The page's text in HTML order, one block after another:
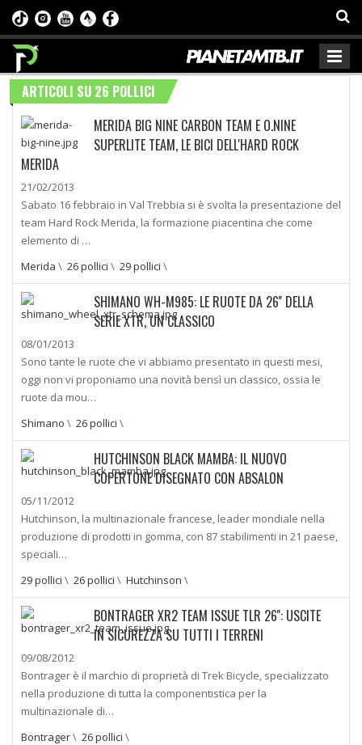
ARTICOLI SU 26 POLLICI
MERIDA BIG NINE CARBON TEAM E O.NINE
SUPERLITE TEAM, LE BICI DELL'HARD ROCK
MERIDA
21/02/2013
Sabato 16 febbraio in Val Trebbia si è svolta la presentazione del
team Hard Rock Merida, la formazione piacentina che come
elemento di …
Merida \ 26 pollici \ 29 pollici \
SHIMANO WH-M985: LE RUOTE DA 26'' DELLA
SERIE XTR, UN CLASSICO
08/01/2013
Sono tante le ruote che vi abbiamo presentato in questi mesi,
oggi non vi proponiamo una novità bensì un classico, ossia le
ruote da mou…
Shimano \ 26 pollici \
HUTCHINSON BLACK MAMBA: IL NUOVO
COPERTONE DISEGNATO CON ABSALON
05/11/2012
Hutchinson, la multinazionale francese, leader mondiale nella
produzione di prodotti in gomma, con 87 stabilimenti in 21 paese,
speciali…
29 pollici \ 26 pollici \ Hutchinson \
BONTRAGER XR2 TEAM ISSUE TLR 26'': USCITE
IN SICUREZZA SU TUTTI I TERRENI
09/08/2012
Bontrager è il marchio di proprietà di Trek Bicycle, specializzato
nella produzione di tutta la componentistica per la
multinazionale di…
Bontrager\ 26 pollici \